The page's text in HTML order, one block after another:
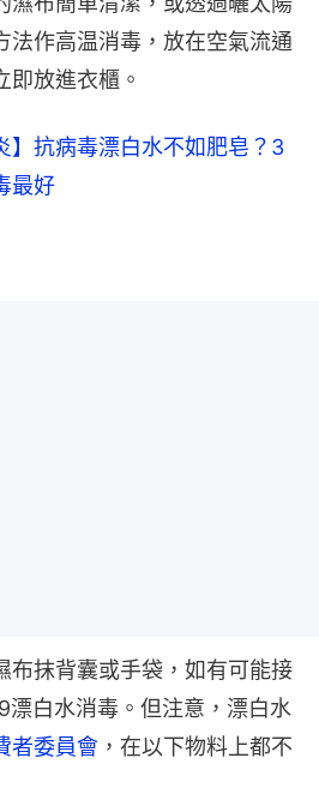
法作高温消毒，放在空氣流通
即放進衣櫃。
】抗病毒漂白水不如肥皂？3
最好
布抹背囊或手袋，如有可能接
漂白水消毒。但注意，漂白水
者委員會 ，在以下物料上都不